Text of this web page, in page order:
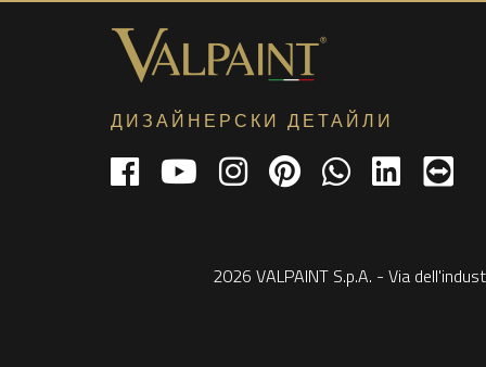
ДИЗАЙНЕРСКИ ДЕТАЙЛИ
2026 VALPAINT S.p.A. - Via